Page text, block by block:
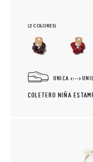
(2 COLORES)
UNICA
COLETERO NIÑA